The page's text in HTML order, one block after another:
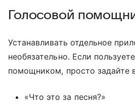
Голосовой
Устанавливать отдельное
необязательно. Если
помощником, просто задайте
«Что это за песня?»